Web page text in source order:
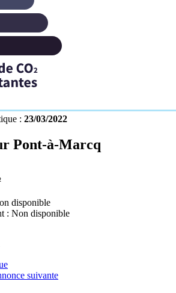
: 23/03/2022
Pont-à-Marcq
disponible
: Non disponible
suivante